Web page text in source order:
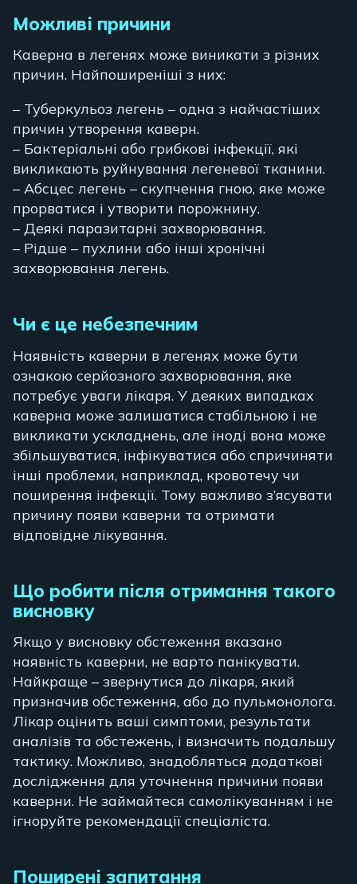
Можливі причини
Каверна в легенях може виникати з різних
причин. Найпоширеніші з них:
– Туберкульоз легень – одна з найчастіших
причин утворення каверн.
– Бактеріальні або грибкові інфекції, які
викликають руйнування легеневої тканини.
– Абсцес легень – скупчення гною, яке може
прорватися і утворити порожнину.
– Деякі паразитарні захворювання.
– Рідше – пухлини або інші хронічні
захворювання легень.
Чи є це небезпечним
Наявність каверни в легенях може бути
ознакою серйозного захворювання, яке
потребує уваги лікаря. У деяких випадках
каверна може залишатися стабільною і не
викликати ускладнень, але іноді вона може
збільшуватися, інфікуватися або спричиняти
інші проблеми, наприклад, кровотечу чи
поширення інфекції. Тому важливо з’ясувати
причину появи каверни та отримати
відповідне лікування.
Що робити після отримання такого
висновку
Якщо у висновку обстеження вказано
наявність каверни, не варто панікувати.
Найкраще – звернутися до лікаря, який
призначив обстеження, або до пульмонолога.
Лікар оцінить ваші симптоми, результати
аналізів та обстежень, і визначить подальшу
тактику. Можливо, знадобляться додаткові
дослідження для уточнення причини появи
каверни. Не займайтеся самолікуванням і не
ігноруйте рекомендації спеціаліста.
Поширені запитання